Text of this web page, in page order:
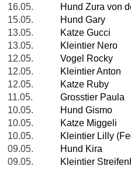
16.05.
Hund Zura von
15.05.
Hund Gary
13.05.
Katze Gucci
13.05.
Kleintier Nero
12.05.
Vogel Rocky
12.05.
Kleintier Anton
12.05.
Katze Ruby
11.05.
Grosstier Paula
10.05.
Hund Gismo
10.05.
Katze Miggeli
10.05.
Kleintier Lilly
09.05.
Hund Kira
09.05.
Kleintier